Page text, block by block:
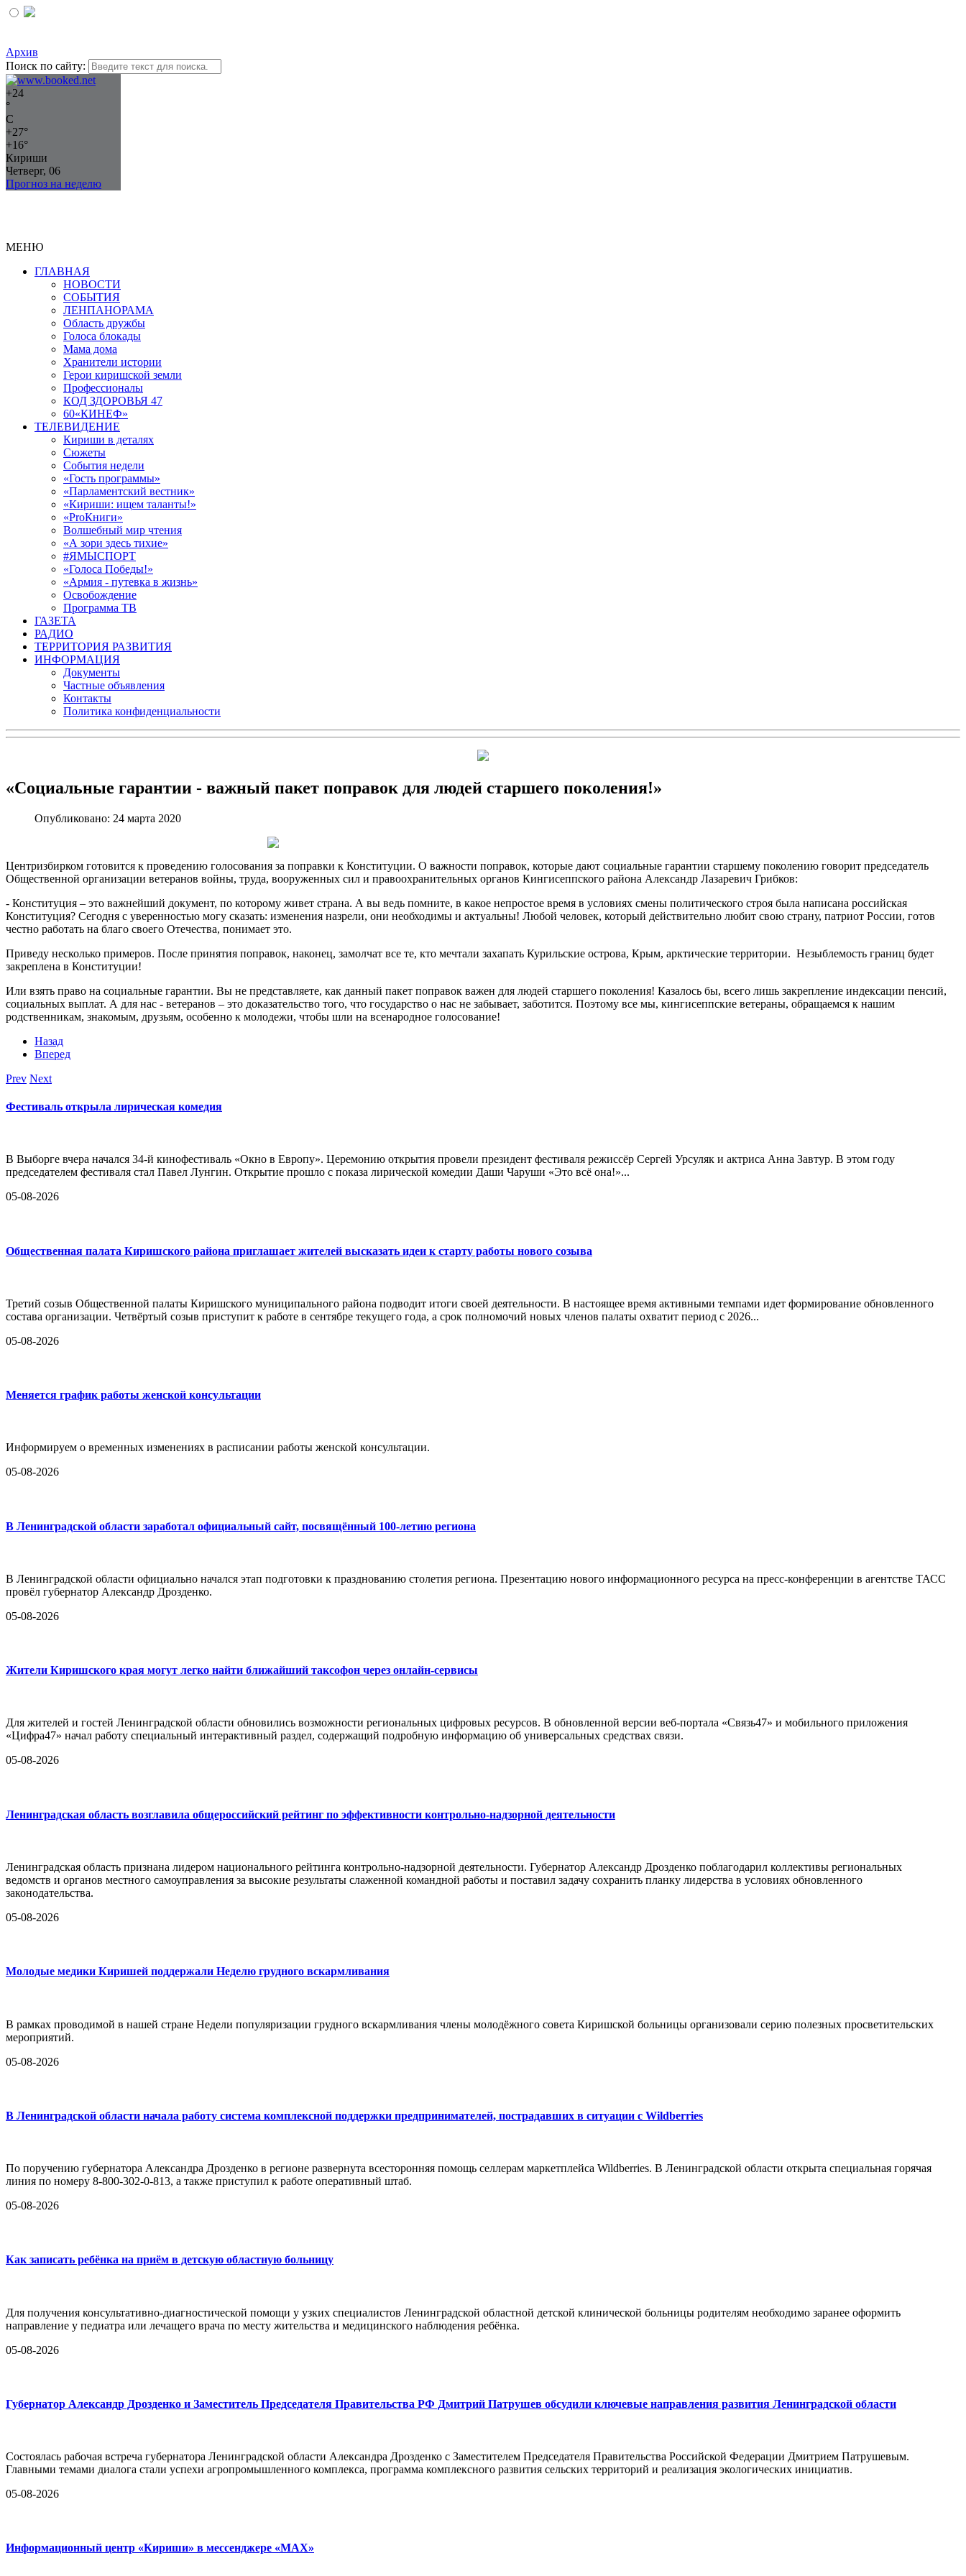
Архив
Поиск по сайту:
+24
°
C
+27°
+16°
Кириши
Четверг, 06
Прогноз на неделю
МЕНЮ
ГЛАВНАЯ
НОВОСТИ
СОБЫТИЯ
ЛЕНПАНОРАМА
Область дружбы
Голоса блокады
Мама дома
Хранители истории
Герои киришской земли
Профессионалы
КОД ЗДОРОВЬЯ 47
60«КИНЕФ»
ТЕЛЕВИДЕНИЕ
Кириши в деталях
Сюжеты
События недели
«Гость программы»
«Парламентский вестник»
«Кириши: ищем таланты!»
«ProКниги»
Волшебный мир чтения
«А зори здесь тихие»
#ЯМЫСПОРТ
«Голоса Победы!»
«Армия - путевка в жизнь»
Освобождение
Программа ТВ
ГАЗЕТА
РАДИО
ТЕРРИТОРИЯ РАЗВИТИЯ
ИНФОРМАЦИЯ
Документы
Частные объявления
Контакты
Политика конфиденциальности
«Социальные гарантии - важный пакет поправок для людей старшего поколения!»
Опубликовано: 24 марта 2020
Центризбирком готовится к проведению голосования за поправки к Конституции. О важности поправок, которые дают социальные гарантии старшему поколению говорит председатель
Общественной организации ветеранов войны, труда, вооруженных сил и правоохранительных органов Кингисеппского района Александр Лазаревич Грибков:
- Конституция – это важнейший документ, по которому живет страна. А вы ведь помните, в какое непростое время в условиях смены политического строя была написана российская
Конституция? Сегодня с уверенностью могу сказать: изменения назрели, они необходимы и актуальны! Любой человек, который действительно любит свою страну, патриот России, готов
честно работать на благо своего Отечества, понимает это.
Приведу несколько примеров. После принятия поправок, наконец, замолчат все те, кто мечтали захапать Курильские острова, Крым, арктические территории. Незыблемость границ будет
закреплена в Конституции!
Или взять право на социальные гарантии. Вы не представляете, как данный пакет поправок важен для людей старшего поколения! Казалось бы, всего лишь закрепление индексации пенсий,
социальных выплат. А для нас - ветеранов – это доказательство того, что государство о нас не забывает, заботится. Поэтому все мы, кингисеппские ветераны, обращаемся к нашим
родственникам, знакомым, друзьям, особенно к молодежи, чтобы шли на всенародное голосование!
Назад
Вперед
Prev Next
Фестиваль открыла лирическая комедия
В Выборге вчера начался 34-й кинофестиваль «Окно в Европу». Церемонию открытия провели президент фестиваля режиссёр Сергей Урсуляк и актриса Анна Завтур. В этом году
председателем фестиваля стал Павел Лунгин. Открытие прошло с показа лирической комедии Даши Чаруши «Это всё она!»...
05-08-2026
Общественная палата Киришского района приглашает жителей высказать идеи к старту работы нового созыва
Третий созыв Общественной палаты Киришского муниципального района подводит итоги своей деятельности. В настоящее время активными темпами идет формирование обновленного
состава организации. Четвёртый созыв приступит к работе в сентябре текущего года, а срок полномочий новых членов палаты охватит период с 2026...
05-08-2026
Меняется график работы женской консультации
Информируем о временных изменениях в расписании работы женской консультации.
05-08-2026
В Ленинградской области заработал официальный сайт, посвящённый 100-летию региона
В Ленинградской области официально начался этап подготовки к празднованию столетия региона. Презентацию нового информационного ресурса на пресс-конференции в агентстве ТАСС
провёл губернатор Александр Дрозденко.
05-08-2026
Жители Киришского края могут легко найти ближайший таксофон через онлайн-сервисы
Для жителей и гостей Ленинградской области обновились возможности региональных цифровых ресурсов. В обновленной версии веб-портала «Связь47» и мобильного приложения
«Цифра47» начал работу специальный интерактивный раздел, содержащий подробную информацию об универсальных средствах связи.
05-08-2026
Ленинградская область возглавила общероссийский рейтинг по эффективности контрольно-надзорной деятельности
Ленинградская область признана лидером национального рейтинга контрольно-надзорной деятельности. Губернатор Александр Дрозденко поблагодарил коллективы региональных
ведомств и органов местного самоуправления за высокие результаты слаженной командной работы и поставил задачу сохранить планку лидерства в условиях обновленного
законодательства.
05-08-2026
Молодые медики Киришей поддержали Неделю грудного вскармливания
В рамках проводимой в нашей стране Недели популяризации грудного вскармливания члены молодёжного совета Киришской больницы организовали серию полезных просветительских
мероприятий.
05-08-2026
В Ленинградской области начала работу система комплексной поддержки предпринимателей, пострадавших в ситуации с Wildberries
По поручению губернатора Александра Дрозденко в регионе развернута всесторонняя помощь селлерам маркетплейса Wildberries. В Ленинградской области открыта специальная горячая
линия по номеру 8-800-302-0-813, а также приступил к работе оперативный штаб.
05-08-2026
Как записать ребёнка на приём в детскую областную больницу
Для получения консультативно-диагностической помощи у узких специалистов Ленинградской областной детской клинической больницы родителям необходимо заранее оформить
направление у педиатра или лечащего врача по месту жительства и медицинского наблюдения ребёнка.
05-08-2026
Губернатор Александр Дрозденко и Заместитель Председателя Правительства РФ Дмитрий Патрушев обсудили ключевые направления развития Ленинградской области
Состоялась рабочая встреча губернатора Ленинградской области Александра Дрозденко с Заместителем Председателя Правительства Российской Федерации Дмитрием Патрушевым.
Главными темами диалога стали успехи агропромышленного комплекса, программа комплексного развития сельских территорий и реализация экологических инициатив.
05-08-2026
Информационный центр «Кириши» в мессенджере «MAX»